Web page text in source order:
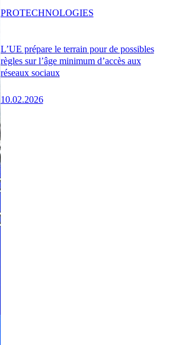
L’UE prépare le terrain pour de possibles
règles sur l’âge minimum d’accès aux
réseaux sociaux
10.02.2026
PROTECHNOLOGIES